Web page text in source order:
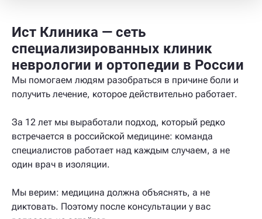
Ист Клиника — сеть
специализированных клиник
неврологии и ортопедии в России
Мы помогаем людям разобраться в причине боли и
получить лечение, которое действительно работает.
За 12 лет мы выработали подход, который редко
встречается в российской медицине: команда
специалистов работает над каждым случаем, а не
один врач в изоляции.
Мы верим: медицина должна объяснять, а не
диктовать. Поэтому после консультации у вас